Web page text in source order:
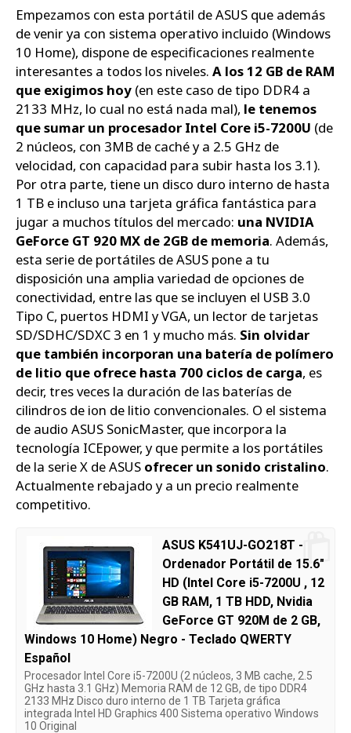
Empezamos con esta portátil de ASUS que además
de venir ya con sistema operativo incluido (Windows
10 Home), dispone de especificaciones realmente
interesantes a todos los niveles. A los 12 GB de RAM
que exigimos hoy (en este caso de tipo DDR4 a
2133 MHz, lo cual no está nada mal), le tenemos
que sumar un procesador Intel Core i5-7200U (de
2 núcleos, con 3MB de caché y a 2.5 GHz de
velocidad, con capacidad para subir hasta los 3.1).
Por otra parte, tiene un disco duro interno de hasta
1 TB e incluso una tarjeta gráfica fantástica para
jugar a muchos títulos del mercado: una NVIDIA
GeForce GT 920 MX de 2GB de memoria. Además,
esta serie de portátiles de ASUS pone a tu
disposición una amplia variedad de opciones de
conectividad, entre las que se incluyen el USB 3.0
Tipo C, puertos HDMI y VGA, un lector de tarjetas
SD/SDHC/SDXC 3 en 1 y mucho más. Sin olvidar
que también incorporan una batería de polímero
de litio que ofrece hasta 700 ciclos de carga, es
decir, tres veces la duración de las baterías de
cilindros de ion de litio convencionales. O el sistema
de audio ASUS SonicMaster, que incorpora la
tecnología ICEpower, y que permite a los portátiles
de la serie X de ASUS ofrecer un sonido cristalino.
Actualmente rebajado y a un precio realmente
competitivo.
ASUS K541UJ-GO218T -
Ordenador Portátil de 15.6"
HD (Intel Core i5-7200U , 12
GB RAM, 1 TB HDD, Nvidia
GeForce GT 920M de 2 GB,
Windows 10 Home) Negro - Teclado QWERTY
Español
Procesador Intel Core i5-7200U (2 núcleos, 3 MB cache, 2.5
GHz hasta 3.1 GHz) Memoria RAM de 12 GB, de tipo DDR4
2133 MHz Disco duro interno de 1 TB Tarjeta gráfica
integrada Intel HD Graphics 400 Sistema operativo Windows
10 Original